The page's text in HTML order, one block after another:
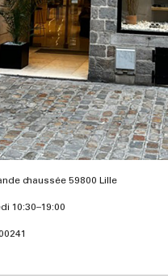
chaussée 59800 Lille
10:30–19:00